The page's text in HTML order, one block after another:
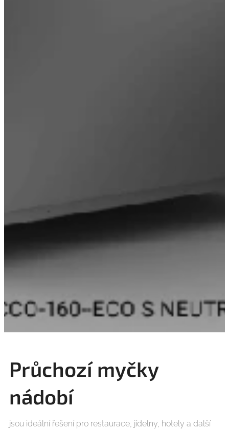
Průchozí myčky
nádobí
jsou ideální řešení pro restaurace, jídelny, hotely a další